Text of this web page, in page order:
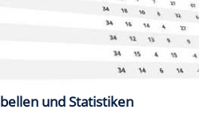
und Statistiken